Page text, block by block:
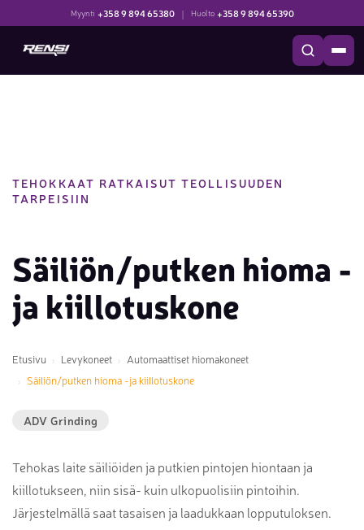
Myynti +358 9 894 65380 | Huolto +358 9 894 65390
TEHOKKAAT RATKAISUT TEOLLISUUDEN
TARPEISIIN
Säiliön/putken hioma -
ja kiillotuskone
Etusivu Levykoneet
Automaattiset hiomakoneet
Säiliön/putken hioma -ja kiillotuskone
ADV Grinding
Tehokas laite säiliöiden ja putkien pintojen hiontaan ja
kiillotukseen, niin sisä- kuin ulkopuolisiin pintoihin.
Järjestelmällä saat tasaisen ja laadukkaan lopputuloksen.